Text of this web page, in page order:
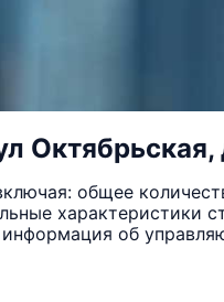
Октябрьская,
общее
характеристики
об